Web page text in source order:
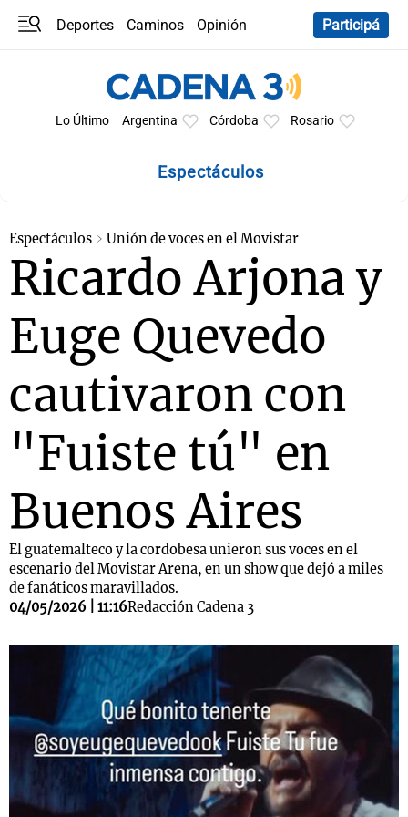
Deportes Caminos
Opinión
Participá
Lo Último Argentina Córdoba Rosario
Espectáculos
Espectáculos Unión de voces en el Movistar
Ricardo Arjona y
Euge Quevedo
cautivaron con
"Fuiste tú" en
Buenos Aires
El guatemalteco y la cordobesa unieron sus voces en el
escenario del Movistar Arena, en un show que dejó a miles
de fanáticos maravillados.
04/05/2026 | 11:16Redacción Cadena 3